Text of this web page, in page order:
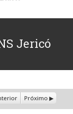
Jericó
Próximo